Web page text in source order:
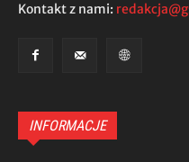
Kontakt z nami:
INFORMACJE